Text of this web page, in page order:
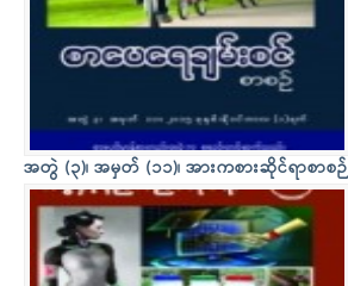
အတွဲ (၃)၊ အမှတ် (၁၁)၊ အားကစားဆိုင်ရာစာစဉ်